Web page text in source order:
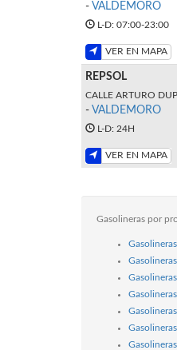
- VALDEMORO
L-D: 07:00-23:00
VER EN MAPA
REPSOL
CALLE ARTURO
- VALDEMORO
L-D: 24H
VER EN MAPA
Gasolineras por